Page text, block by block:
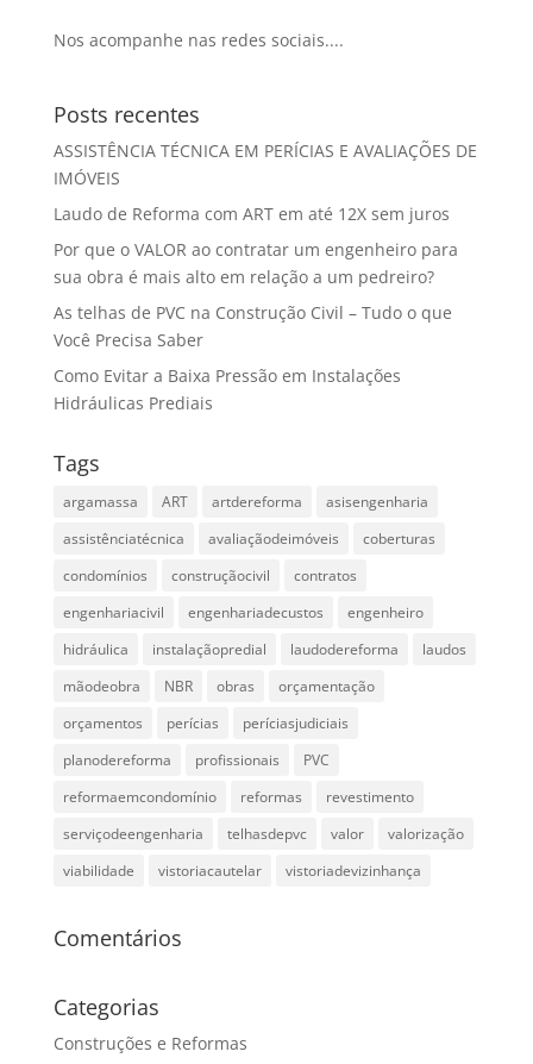
Nos acompanhe nas redes sociais....
Posts recentes
ASSISTÊNCIA TÉCNICA EM PERÍCIAS E AVALIAÇÕES DE
IMÓVEIS
Laudo de Reforma com ART em até 12X sem juros
Por que o VALOR ao contratar um engenheiro para
sua obra é mais alto em relação a um pedreiro?
As telhas de PVC na Construção Civil – Tudo o que
Você Precisa Saber
Como Evitar a Baixa Pressão em Instalações
Hidráulicas Prediais
Tags
argamassa ART artdereforma
asisengenharia
assistênciatécnica
avaliaçãodeimóveis
coberturas
condomínios
construçãocivil
contratos
engenhariacivil
engenhariadecustos
engenheiro
hidráulica
instalaçãopredial laudodereforma
laudos
mãodeobra
NBR obras
orçamentação
orçamentos
perícias
períciasjudiciais
planodereforma
profissionais
PVC
reformaemcondomínio
reformas
revestimento
serviçodeengenharia
telhasdepvc valor
valorização
viabilidade
vistoriacautelar vistoriadevizinhança
Comentários
Categorias
Construções e Reformas